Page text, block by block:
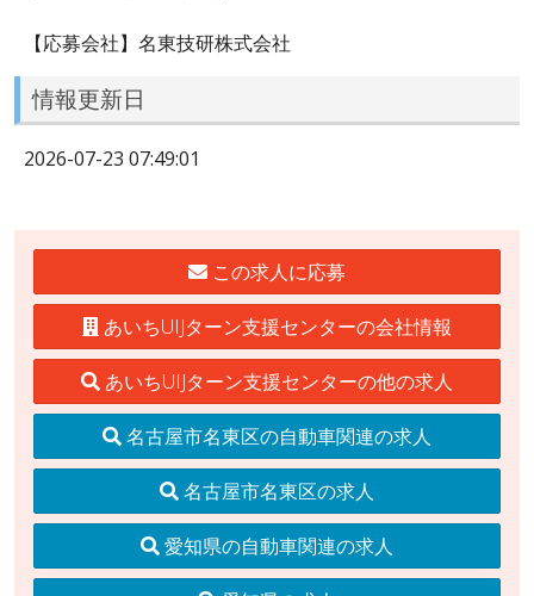
【応募会社】名東技研株式会社
情報更新日
2026-07-23 07:49:01
この求人に応募
あいちUIJターン支援センターの会社情報
あいちUIJターン支援センターの他の求人
名古屋市名東区の自動車関連の求人
名古屋市名東区の求人
愛知県の自動車関連の求人